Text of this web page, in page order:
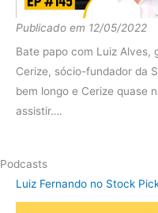
Publicado em 12/05/2022
Bate papo com Luiz Alves,
Cerize, sócio-fundador da
bem longo e Cerize quase
assistir….
Podcasts
Luiz Fernando no Stock